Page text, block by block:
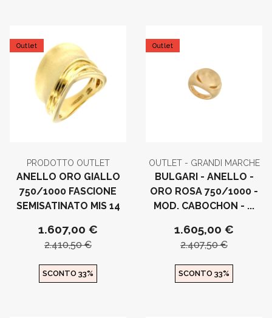
Outlet
PRODOTTO OUTLET
ANELLO ORO GIALLO
750/1000 FASCIONE
SEMISATINATO MIS 14
1.607,00 €
2.410,50 €
SCONTO 33%
Outlet
OUTLET - GRANDI MARCHE
BULGARI - ANELLO -
ORO ROSA 750/1000 -
MOD. CABOCHON - ...
1.605,00 €
2.407,50 €
SCONTO 33%